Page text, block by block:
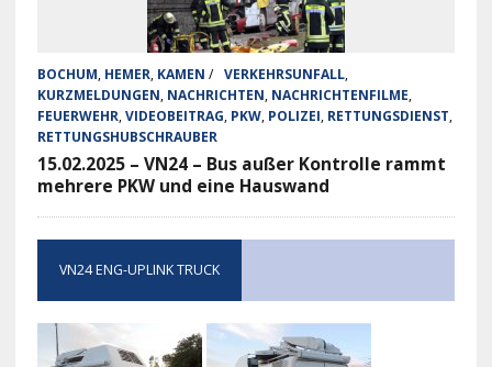
BOCHUM, HEMER, KAMEN / VERKEHRSUNFALL,
KURZMELDUNGEN, NACHRICHTEN, NACHRICHTENFILME,
FEUERWEHR,VIDEOBEITRAG, PKW, POLIZEI, RETTUNGSDIENST,
RETTUNGSHUBSCHRAUBER
15.02.2025 – VN24 – Bus außer Kontrolle rammt
mehrere PKW und eine Hauswand
VN24 ENG-UPLINK TRUCK